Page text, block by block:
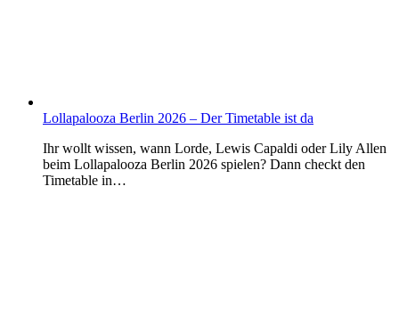
Lollapalooza Berlin 2026 – Der Timetable ist da
Ihr wollt wissen, wann Lorde, Lewis Capaldi oder Lily Allen
beim Lollapalooza Berlin 2026 spielen? Dann checkt den
Timetable in…